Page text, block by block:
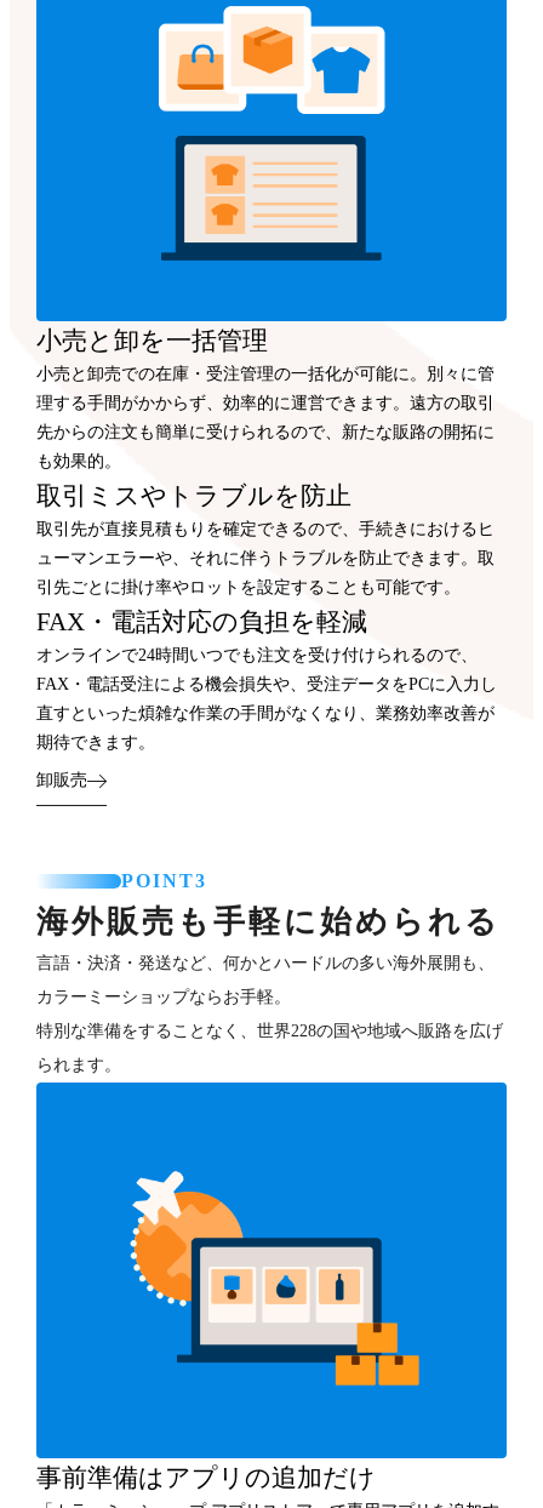
小売と卸を一括管理
小売と卸売での在庫・受注管理の一括化が可能に。別々に管
理する手間がかからず、効率的に運営できます。遠方の取引
先からの注文も簡単に受けられるので、新たな販路の開拓に
も効果的。
取引ミスやトラブルを防止
取引先が直接見積もりを確定できるので、手続きにおけるヒ
ューマンエラーや、それに伴うトラブルを防止できます。取
引先ごとに掛け率やロットを設定することも可能です。
FAX・電話対応の負担を軽減
オンラインで24時間いつでも注文を受け付けられるので、
FAX・電話受注による機会損失や、受注データをPCに入力し
直すといった煩雑な作業の手間がなくなり、業務効率改善が
期待できます。
卸販売
POINT3
海外販売も手軽に始められる
言語・決済・発送など、何かとハードルの多い海外展開も、
カラーミーショップならお手軽。
特別な準備をすることなく、世界228の国や地域へ販路を広げ
られます。
事前準備はアプリの追加だけ